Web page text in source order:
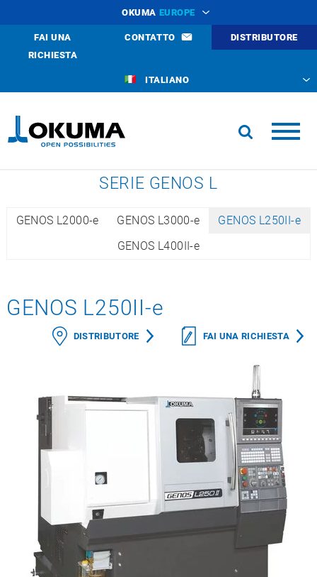
OKUMA EUROPE
FAI UNA
RICHIESTA
CONTATTO DISTRIBUTORE
ITALIANO
SERIE GENOS L
GENOS L2000-e GENOS L3000-e
GENOS L250II-e
GENOS L400II-e
GENOS L250II-e
DISTRIBUTORE FAI UNA RICHIESTA